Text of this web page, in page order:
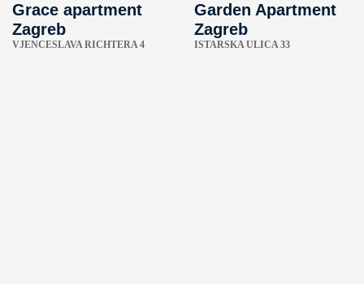
Grace apartment
Zagreb
VJENCESLAVA RICHTERA 4
Garden Apartment
Zagreb
ISTARSKA ULICA 33